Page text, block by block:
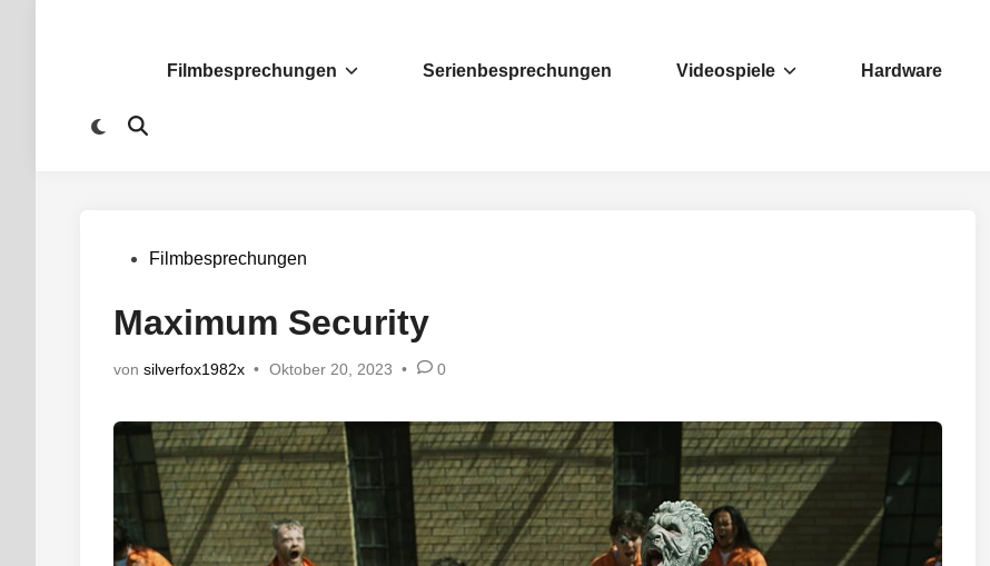
Filmbesprechungen Serienbesprechungen Videospiele Hardware
Zu
dunklem
Suche
Veröffentlicht
Filmbesprechungen
Maximum Security
von silverfox1982x • Oktober 20, 2023 • 0